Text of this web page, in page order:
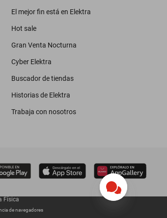
El mejor fin está en Elektra
Hot sale
Gran Venta Nocturna
Cyber Elektra
Buscador de tiendas
Historias de Elektra
Trabaja con nosotros
Física
de navegadores